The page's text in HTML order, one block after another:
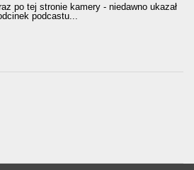
po tej stronie kamery - niedawno ukazał
podcastu...